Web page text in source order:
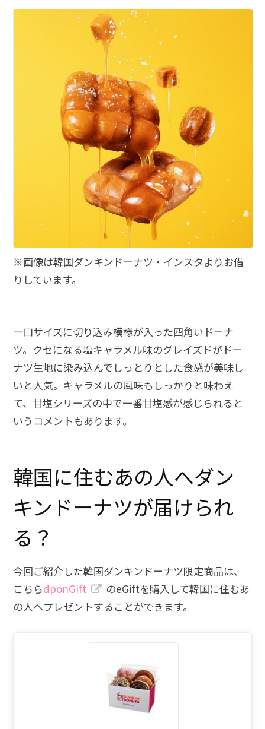
※画像は韓国ダンキンドーナツ・インスタよりお借
りしています。
一口サイズに切り込み模様が入った四角いドーナ
ツ。クセになる塩キャラメル味のグレイズドがドー
ナツ生地に染み込んでしっとりとした食感が美味し
いと人気。キャラメルの風味もしっかりと味わえ
て、甘塩シリーズの中で一番甘塩感が感じられると
いうコメントもあります。
韓国に住むあの人へダン
キンドーナツが届けられ
る？
今回ご紹介した韓国ダンキンドーナツ限定商品は、
こちらdponGift
のeGiftを購入して韓国に住むあ
の人へプレゼントすることができます。